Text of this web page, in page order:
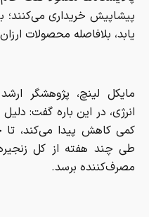
پیشاپیش خریداری
یابد، بلافاصله محصولات
مایکل لینچ، پژوهشگر
انرژی، در این باره گفت:
کمی کاهش پیدا می‌کند، تا
طی چند هفته از کل
مصرف‌کننده برسد.